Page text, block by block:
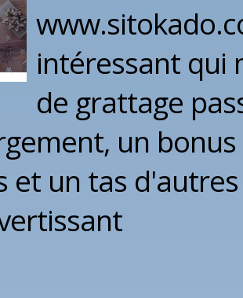
intéressant qui
de grattage
un
et un tas